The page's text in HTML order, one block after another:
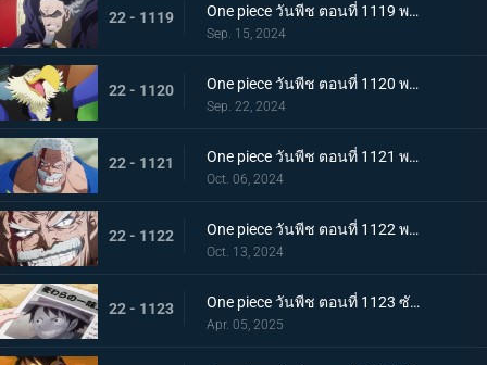
22 - 1119 One piece วันพีช ตอนที่ 1119 พากย์ไทย ข้อความที่ได้รับมอบหมาย! การตัดสินใจของงูจงอาง
Sep. 15, 2024
22 - 1120 One piece วันพีช ตอนที่ 1120 พากย์ไทย โลกสั่นสะเทือน! คำพิพากษาของผู้ปกครองและการกระทำของผู้เฒ่าทั้งห้า!
Sep. 22, 2024
22 - 1121 One piece วันพีช ตอนที่ 1121 พากย์ไทย การ์ปและคุซัน - การปะทะกันของอาจารย์และลูกศิษย์
Oct. 06, 2024
22 - 1122 One piece วันพีช ตอนที่ 1122 พากย์ไทย บทเรียนสุดท้าย! ผลกระทบที่สืบทอดมา
Oct. 13, 2024
22 - 1123 One piece วันพีช ตอนที่ 1123 ซับไทย โลกสะเทือน! กลุ่มหมวกฟางจับตัวประกัน
Apr. 05, 2025